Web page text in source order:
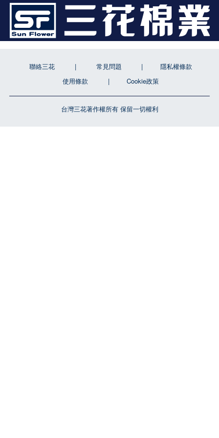
台灣三花著作權所有 保留一切權利
聯絡三花 常見問題
隱私權條款
使用條款
Cookie政策